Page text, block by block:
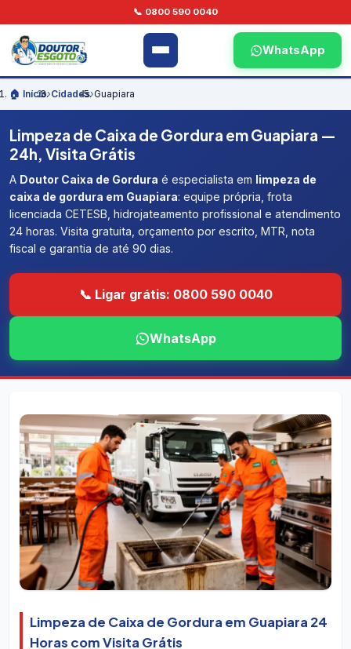
📞 0800 590 0040
WhatsApp
🏠 Início›Cidades›Guapiara
Limpeza de Caixa de Gordura em Guapiara —
24h, Visita Grátis
A Doutor Caixa de Gordura é especialista em limpeza de
caixa de gordura em Guapiara: equipe própria, frota
licenciada CETESB, hidrojateamento profissional e atendimento
24 horas. Visita gratuita, orçamento por escrito, MTR, nota
fiscal e garantia de até 90 dias.
📞 Ligar grátis: 0800 590 0040
WhatsApp
Limpeza de Caixa de Gordura em Guapiara 24
Horas com Visita Grátis